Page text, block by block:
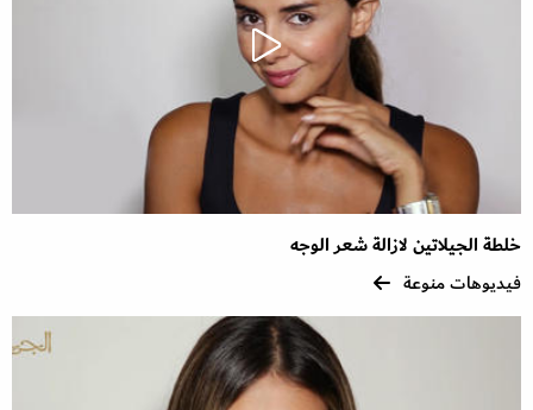
خلطة الجيلاتين لازالة شعر الوجه
فيديوهات منوعة